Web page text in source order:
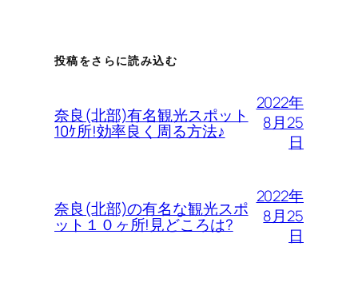
投稿をさらに読み込む
奈良(北部)有名観光スポット
10ｹ所!効率良く周る方法♪
2022年
8月25
日
奈良(北部)の有名な観光スポ
ット１０ヶ所!見どころは?
2022年
8月25
日